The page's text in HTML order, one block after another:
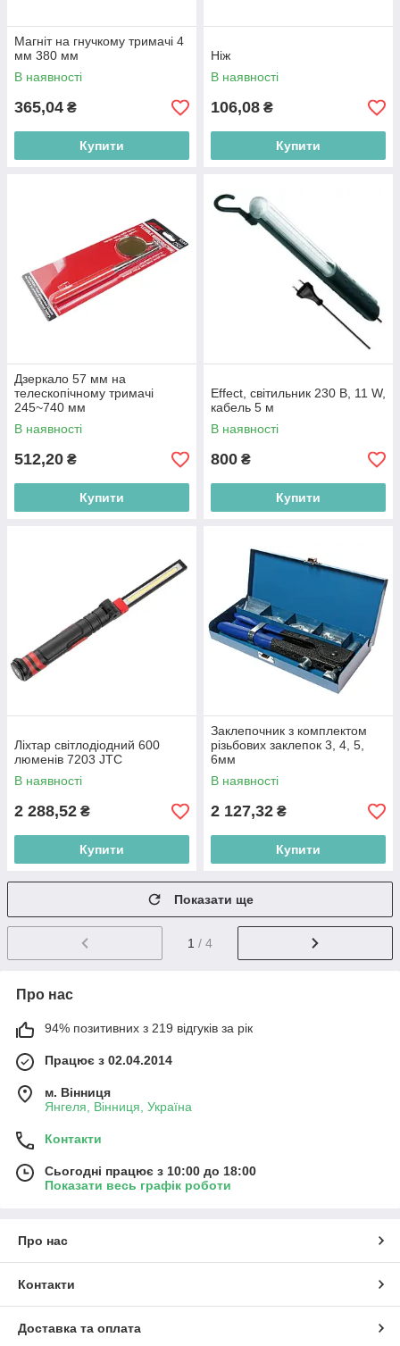
Магніт на гнучкому тримачі 4
мм 380 мм
В наявності
365,04 ₴
Купити
Ніж
В наявності
106,08 ₴
Купити
Дзеркало 57 мм на
телескопічному тримачі
245~740 мм
В наявності
512,20 ₴
Купити
Effect, cвітильник 230 В, 11 W,
кабель 5 м
В наявності
800 ₴
Купити
Ліхтар світлодіодний 600
люменів 7203 JTC
В наявності
2 288,52 ₴
Купити
Заклепочник з комплектом
різьбових заклепок 3, 4, 5,
6мм
В наявності
2 127,32 ₴
Купити
Показати ще
1 / 4
Про нас
94% позитивних з 219 відгуків за рік
Працює з 02.04.2014
м. Вінниця
Янгеля, Вінниця, Україна
Контакти
Сьогодні працює з 10:00 до 18:00
Показати весь графік роботи
Про нас
Контакти
Доставка та оплата